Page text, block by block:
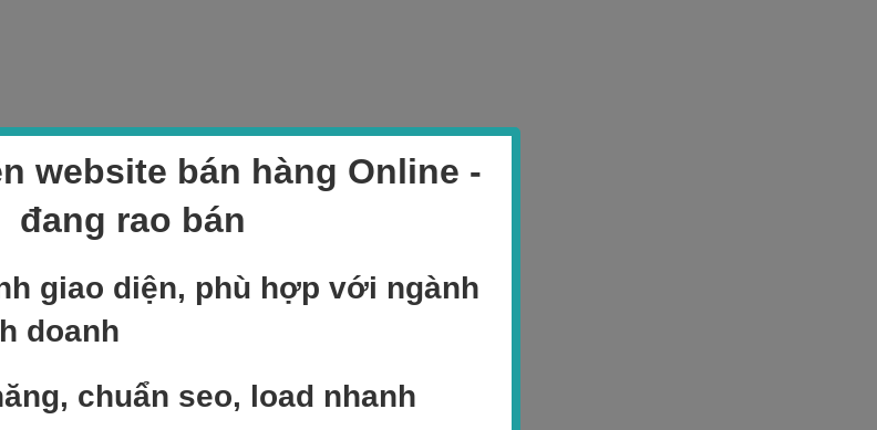
website bán hàng Online -
đang rao bán
giao diện, phù hợp với ngành
doanh
chuẩn seo, load nhanh